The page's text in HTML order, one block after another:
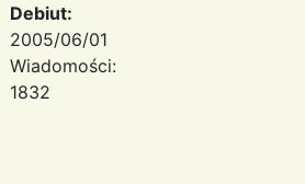
Debiut:
2005/06/01
Wiadomości:
1832